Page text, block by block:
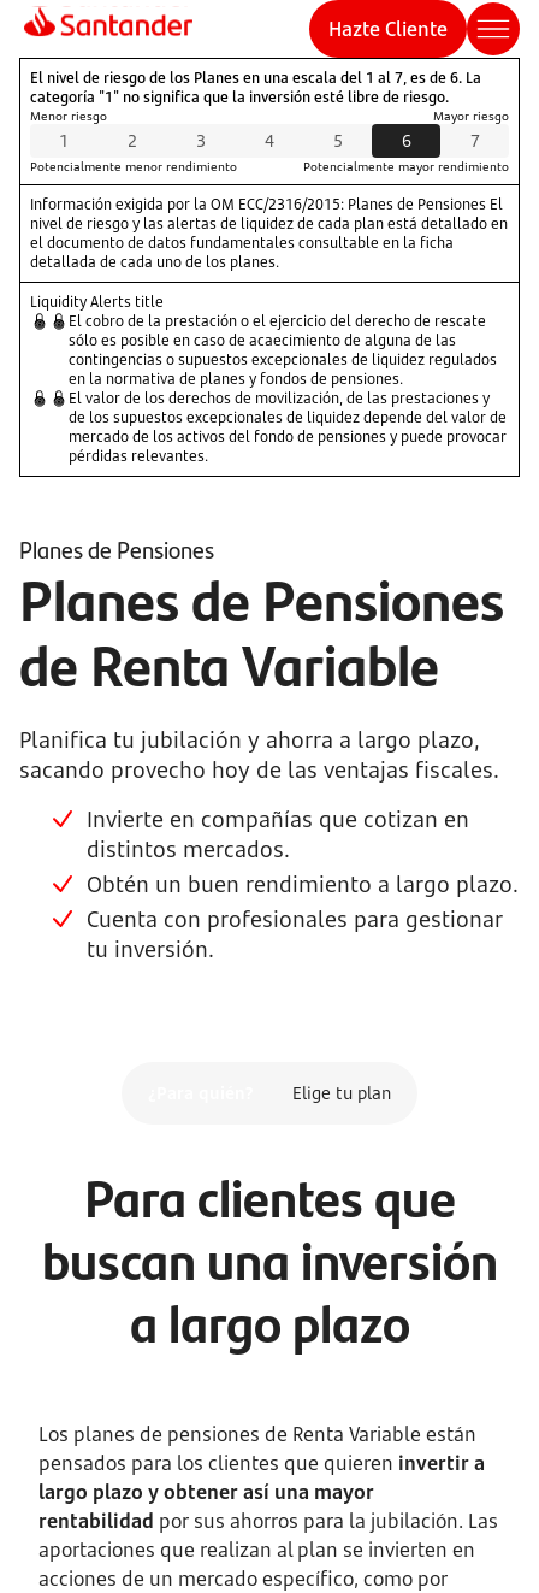
Hazte Cliente
Información
sobre
Risk
Index
CNMV
El nivel de riesgo de los Planes en una escala del 1 al 7, es de 6. La
categoría "1" no significa que la inversión esté libre de riesgo.
Default
Left
Menor riesgo Mayor riesgo
Default
Right
Default
Scale
1 2 3 4 5 6 7
Potencialmente menor rendimiento Potencialmente mayor rendimiento
Información exigida por la OM ECC/2316/2015: Planes de Pensiones El
nivel de riesgo y las alertas de liquidez de cada plan está detallado en
el documento de datos fundamentales consultable en la ficha
detallada de cada uno de los planes.
Liquidity Alerts title
El cobro de la prestación o el ejercicio del derecho de rescate
sólo es posible en caso de acaecimiento de alguna de las
contingencias o supuestos excepcionales de liquidez regulados
en la normativa de planes y fondos de pensiones.
El valor de los derechos de movilización, de las prestaciones y
de los supuestos excepcionales de liquidez depende del valor de
mercado de los activos del fondo de pensiones y puede provocar
pérdidas relevantes.
Planes de Pensiones
Planes de Pensiones
de Renta Variable
Planifica tu jubilación y ahorra a largo plazo,
sacando provecho hoy de las ventajas fiscales.
Invierte en compañías que cotizan en
distintos mercados.
Obtén un buen rendimiento a largo plazo.
Cuenta con profesionales para gestionar
tu inversión.
Elige tu plan
Para clientes que
buscan una inversión
a largo plazo
Los planes de pensiones de Renta Variable están
pensados para los clientes que quieren invertir a
largo plazo y obtener así una mayor
rentabilidad por sus ahorros para la jubilación. Las
aportaciones que realizan al plan se invierten en
acciones de un mercado específico, como por